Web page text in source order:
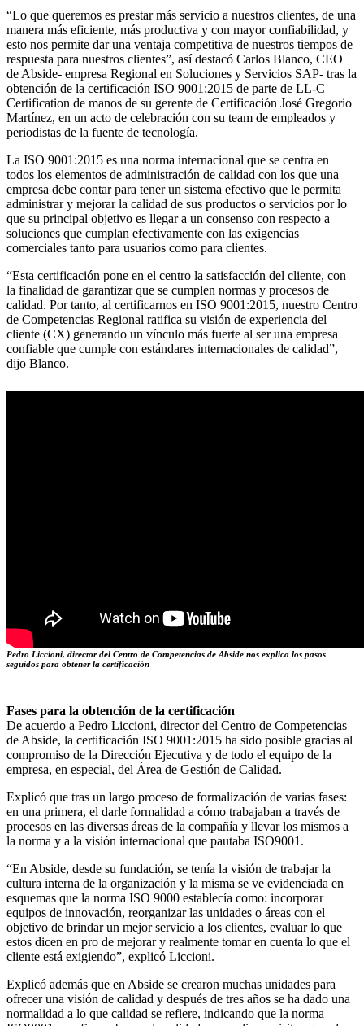
“Lo que queremos es prestar más servicio a nuestros clientes, de una
manera más eficiente, más productiva y con mayor confiabilidad, y
esto nos permite dar una ventaja competitiva de nuestros tiempos de
respuesta para nuestros clientes”, así destacó Carlos Blanco, CEO
de Abside- empresa Regional en Soluciones y Servicios SAP- tras la
obtención de la certificación ISO 9001:2015 de parte de LL-C
Certification de manos de su gerente de Certificación José Gregorio
Martínez, en un acto de celebración con su team de empleados y
periodistas de la fuente de tecnología.
La ISO 9001:2015 es una norma internacional que se centra en
todos los elementos de administración de calidad con los que una
empresa debe contar para tener un sistema efectivo que le permita
administrar y mejorar la calidad de sus productos o servicios por lo
que su principal objetivo es llegar a un consenso con respecto a
soluciones que cumplan efectivamente con las exigencias
comerciales tanto para usuarios como para clientes.
“Esta certificación pone en el centro la satisfacción del cliente, con
la finalidad de garantizar que se cumplen normas y procesos de
calidad. Por tanto, al certificarnos en ISO 9001:2015, nuestro Centro
de Competencias Regional ratifica su visión de experiencia del
cliente (CX) generando un vínculo más fuerte al ser una empresa
confiable que cumple con estándares internacionales de calidad”,
dijo Blanco.
Pedro Liccioni, director del Centro de Competencias de Abside nos explica los pasos
seguidos para obtener la certificación
Fases para la obtención de la certificación
De acuerdo a Pedro Liccioni, director del Centro de Competencias
de Abside, la certificación ISO 9001:2015 ha sido posible gracias al
compromiso de la Dirección Ejecutiva y de todo el equipo de la
empresa, en especial, del Área de Gestión de Calidad.
Explicó que tras un largo proceso de formalización de varias fases:
en una primera, el darle formalidad a cómo trabajaban a través de
procesos en las diversas áreas de la compañía y llevar los mismos a
la norma y a la visión internacional que pautaba ISO9001.
“En Abside, desde su fundación, se tenía la visión de trabajar la
cultura interna de la organización y la misma se ve evidenciada en
esquemas que la norma ISO 9000 establecía como: incorporar
equipos de innovación, reorganizar las unidades o áreas con el
objetivo de brindar un mejor servicio a los clientes, evaluar lo que
estos dicen en pro de mejorar y realmente tomar en cuenta lo que el
cliente está exigiendo”, explicó Liccioni.
Explicó además que en Abside se crearon muchas unidades para
ofrecer una visión de calidad y después de tres años se ha dado una
normalidad a lo que calidad se refiere, indicando que la norma